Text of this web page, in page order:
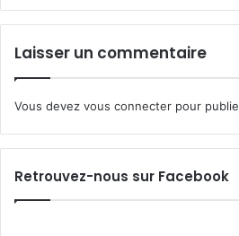
Laisser un commentaire
Vous devez vous connecter pour
Retrouvez-nous sur Facebook